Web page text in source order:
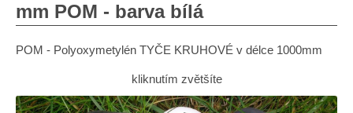
mm POM - barva bílá
POM - Polyoxymetylén TYČE KRUHOVÉ v délce 1000mm
kliknutím zvětšíte